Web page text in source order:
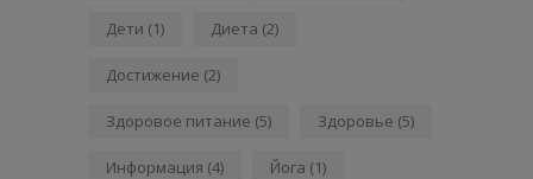
Дети (1) Диета (2)
Достижение (2)
Здоровое питание (5) Здоровье (5)
Информация (4) Йога (1)